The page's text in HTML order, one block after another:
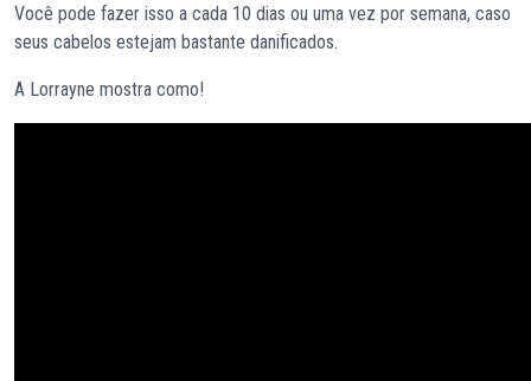
Você pode fazer isso a cada 10 dias ou uma vez por semana, caso
seus cabelos estejam bastante danificados.
A Lorrayne mostra como!